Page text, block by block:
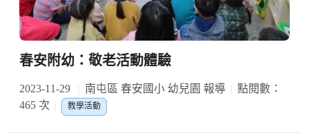
春安附幼：敬老活動體驗
2023-11-29 南屯區 春安國小 幼兒園 報導
點閱數：
465 次
教學活動